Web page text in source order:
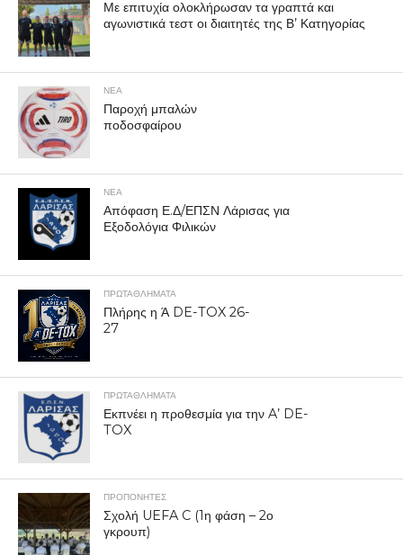
Με επιτυχία ολοκλήρωσαν τα γραπτά και
αγωνιστικά τεστ οι διαιτητές της Β’ Κατηγορίας
ΝΕΑ
Παροχή μπαλών
ποδοσφαίρου
ΝΕΑ
Απόφαση Ε.Δ/ΕΠΣΝ Λάρισας για
Εξοδολόγια Φιλικών
ΠΡΩΤΑΘΛΉΜΑΤΑ
Πλήρης η Ά DE-TOX 26-
27
ΠΡΩΤΑΘΛΉΜΑΤΑ
Εκπνέει η προθεσμία για την A’ DE-
TOX
ΠΡΟΠΟΝΗΤΈΣ
Σχολή UEFA C (1η φάση – 2ο
γκρουπ)